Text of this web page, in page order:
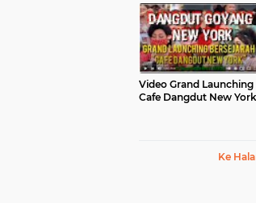
Video Grand Launching
Cafe Dangdut New York
Ke